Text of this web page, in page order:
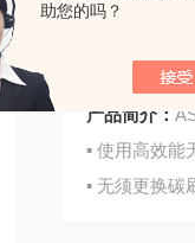
助您的吗？
ASA
产品简介：
▪ 使用高效能
▪ 无须更换碳